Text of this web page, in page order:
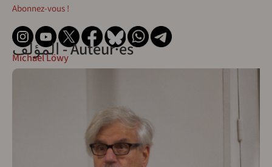
Abonnez-vous !
المؤلف - Auteur·esMichael Löwy